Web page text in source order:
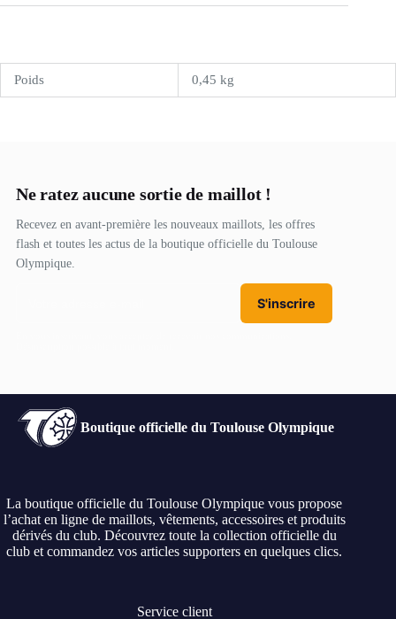
Poids 0,45 kg
Ne ratez aucune sortie de maillot !
Recevez en avant-première les nouveaux maillots, les offres
flash et toutes les actus de la boutique officielle du Toulouse
Olympique.
S'inscrire
Boutique officielle du Toulouse Olympique
La boutique officielle du Toulouse Olympique vous propose
l’achat en ligne de maillots, vêtements, accessoires et produits
dérivés du club. Découvrez toute la collection officielle du
club et commandez vos articles supporters en quelques clics.
Service client